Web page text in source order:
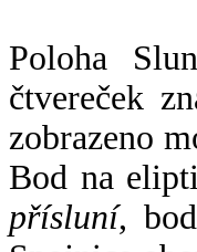
Poloha
čtvereček
zobrazeno
Bod na
přísluní,